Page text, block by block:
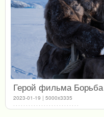
Герой фильма
2023-01-19 | 5000x3335